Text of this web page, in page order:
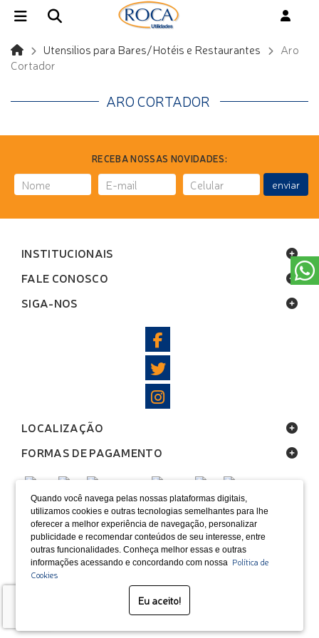
Quando você navega pelas nossas plataformas digitais,
utilizamos cookies e outras tecnologias semelhantes para lhe
oferecer a melhor experiência de navegação, personalizar
publicidade e recomendar conteúdos de seu interesse, entre
outras funcionalidades. Conheça melhor essas e outras
informações acessando e concordando com nossa Política de
Cookies
Eu aceito!
Utensilios para Bares/Hotéis e Restaurantes
Aro
Cortador
ARO CORTADOR
RECEBA NOSSAS NOVIDADES:
enviar
INSTITUCIONAIS
FALE CONOSCO
SIGA-NOS
LOCALIZAÇÃO
FORMAS DE PAGAMENTO
SELOS
Desenvolvido por Bruc Internet